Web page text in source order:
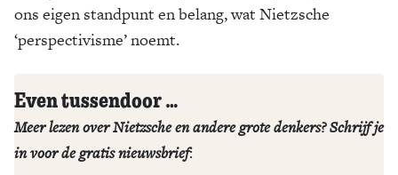
ons eigen standpunt en belang, wat Nietzsche
‘perspectivisme’ noemt.
Even tussendoor …
Meer lezen over Nietzsche en andere grote denkers? Schrijf je
in voor de gratis nieuwsbrief: